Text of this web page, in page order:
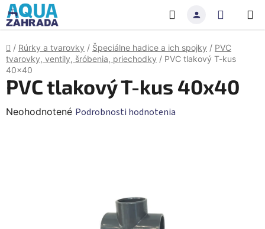
Prejsť
na
obsah
Hľadať
KOŠÍK
Domov
/ Rúrky a tvarovky / Špeciálne hadice a ich spojky / PVC
tvarovky, ventily, šróbenia, priechodky / PVC tlakový T-kus
40x40
PVC tlakový T-kus 40x40
Priemerné
Neohodnotené Podrobnosti hodnotenia